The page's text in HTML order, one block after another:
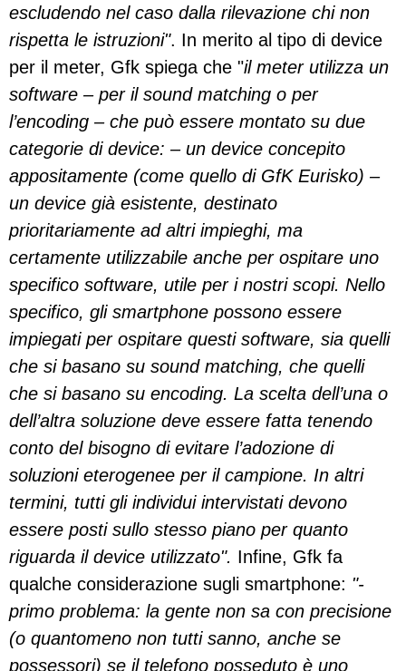
escludendo nel caso dalla rilevazione chi non
rispetta le istruzioni". In merito al tipo di device
per il meter, Gfk spiega che "il meter utilizza un
software – per il sound matching o per
l’encoding – che può essere montato su due
categorie di device: – un device concepito
appositamente (come quello di GfK Eurisko) –
un device già esistente, destinato
prioritariamente ad altri impieghi, ma
certamente utilizzabile anche per ospitare uno
specifico software, utile per i nostri scopi. Nello
specifico, gli smartphone possono essere
impiegati per ospitare questi software, sia quelli
che si basano su sound matching, che quelli
che si basano su encoding. La scelta dell’una o
dell’altra soluzione deve essere fatta tenendo
conto del bisogno di evitare l’adozione di
soluzioni eterogenee per il campione. In altri
termini, tutti gli individui intervistati devono
essere posti sullo stesso piano per quanto
riguarda il device utilizzato". Infine, Gfk fa
qualche considerazione sugli smartphone: "-
primo problema: la gente non sa con precisione
(o quantomeno non tutti sanno, anche se
possessori) se il telefono posseduto è uno